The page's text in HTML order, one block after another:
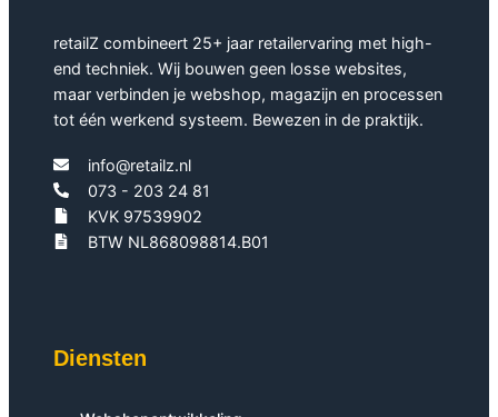
retailZ combineert 25+ jaar retailervaring met high-
end techniek. Wij bouwen geen losse websites,
maar verbinden je webshop, magazijn en processen
tot één werkend systeem. Bewezen in de praktijk.
info@retailz.nl
073 - 203 24 81
KVK 97539902
BTW NL868098814.B01
Diensten